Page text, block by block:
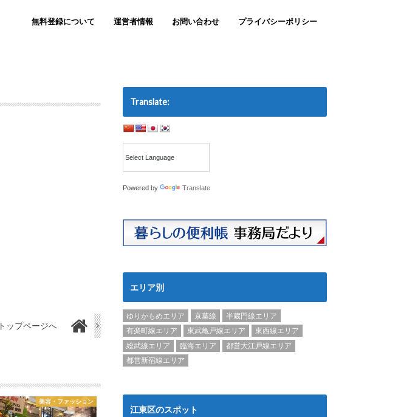
無料登録について 運営者情報 お問い合わせ プライバシーポリシー
トップページへ
美容・ファッション
Translate:
Powered by Translate
エリア別
ゆりかもめエリア 京葉線
半蔵門線エリア
有楽町線エリア
東武亀戸線エリア
東西線エリア
総武線エリア
臨海エリア
都営大江戸線エリア
都営新宿線エリア
江東区のスポット